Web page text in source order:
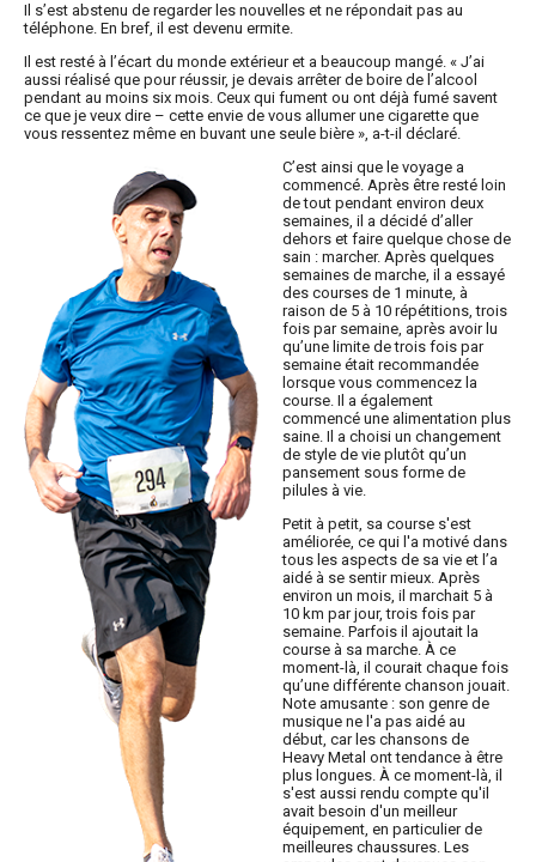
Il s’est abstenu de regarder les nouvelles et ne répondait pas au
téléphone. En bref, il est devenu ermite.
Il est resté à l’écart du monde extérieur et a beaucoup mangé. « J’ai
aussi réalisé que pour réussir, je devais arrêter de boire de l’alcool
pendant au moins six mois. Ceux qui fument ou ont déjà fumé savent
ce que je veux dire – cette envie de vous allumer une cigarette que
vous ressentez même en buvant une seule bière », a-t-il déclaré.
C’est ainsi que le voyage a
commencé. Après être resté loin
de tout pendant environ deux
semaines, il a décidé d’aller
dehors et faire quelque chose de
sain : marcher. Après quelques
semaines de marche, il a essayé
des courses de 1 minute, à
raison de 5 à 10 répétitions, trois
fois par semaine, après avoir lu
qu’une limite de trois fois par
semaine était recommandée
lorsque vous commencez la
course. Il a également
commencé une alimentation plus
saine. Il a choisi un changement
de style de vie plutôt qu’un
pansement sous forme de
pilules à vie.
Petit à petit, sa course s'est
améliorée, ce qui l'a motivé dans
tous les aspects de sa vie et l’a
aidé à se sentir mieux. Après
environ un mois, il marchait 5 à
10 km par jour, trois fois par
semaine. Parfois il ajoutait la
course à sa marche. À ce
moment-là, il courait chaque fois
qu’une différente chanson jouait.
Note amusante : son genre de
musique ne l'a pas aidé au
début, car les chansons de
Heavy Metal ont tendance à être
plus longues. À ce moment-là, il
s'est aussi rendu compte qu'il
avait besoin d'un meilleur
équipement, en particulier de
meilleures chaussures. Les